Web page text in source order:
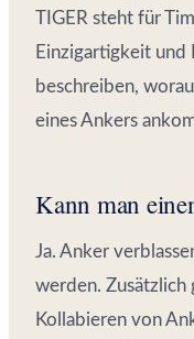
TIGER steht für
Einzigartigkeit und
beschreiben,
eines Ankers
Kann man
Ja. Anker
werden. Zusätzlich
Kollabieren von